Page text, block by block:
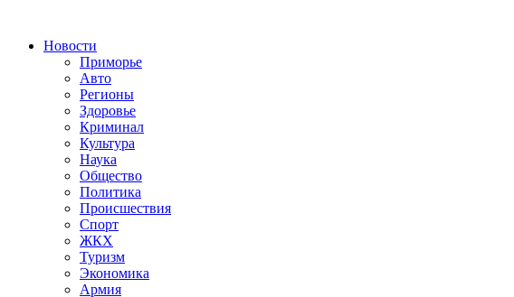
Новости
Приморье
Авто
Регионы
Здоровье
Криминал
Культура
Наука
Общество
Политика
Происшествия
Спорт
ЖКХ
Туризм
Экономика
Армия